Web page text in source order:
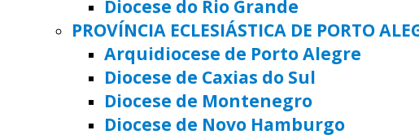
Diocese do Rio Grande
PROVÍNCIA ECLESIÁSTICA DE PORTO
Arquidiocese de Porto Alegre
Diocese de Caxias do Sul
Diocese de Montenegro
Diocese de Novo Hamburgo